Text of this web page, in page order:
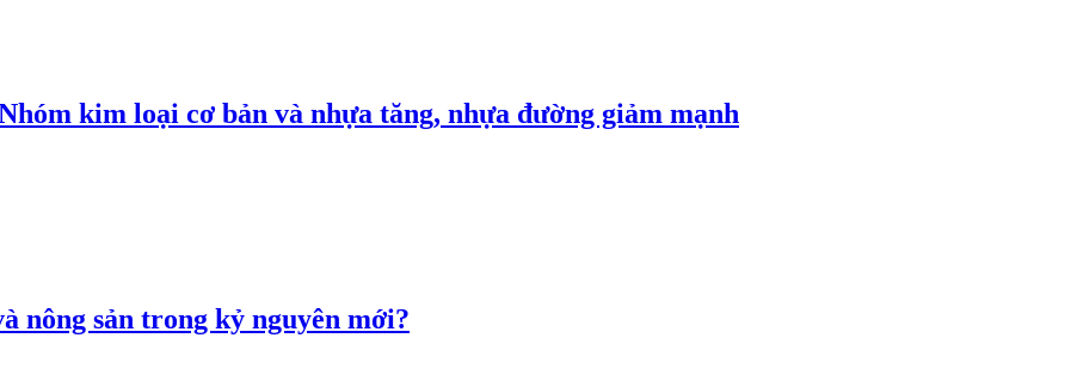
kim loại cơ bản và nhựa tăng, nhựa đường giảm mạnh
nông sản trong kỷ nguyên mới?